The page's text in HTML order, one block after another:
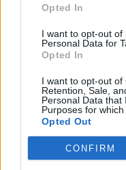
Opted In
I want to opt-out of
Personal Data for
Opted In
I want to opt-out of
Retention, Sale,
Personal Data that
Purposes for which
Opted Out
CONFIRM
Shkëndija mposhtet
në transfertën ndaj
Hibernianit